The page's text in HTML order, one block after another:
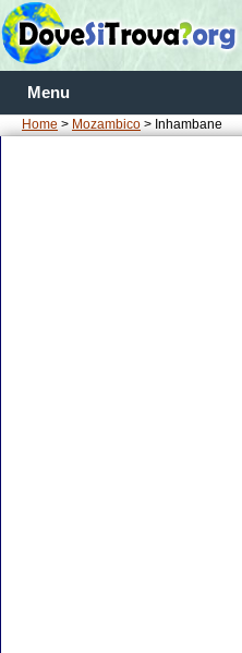
Menu
Home > Mozambico > Inhambane